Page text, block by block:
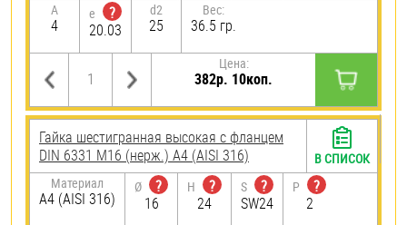
A
4
e
?
20.03
d2
25
Вес:
36.5 гр.
Цена:
382р. 10коп.
Гайка шестигранная высокая с фланцем
DIN 6331 М16 (нерж.) A4 (AISI 316)
Материал
A4 (AISI 316)
Ø
?
16
H
?
24
S
?
SW24
P
?
2
В СПИСОК